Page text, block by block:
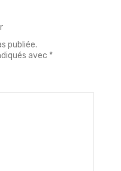
publiée.
avec *